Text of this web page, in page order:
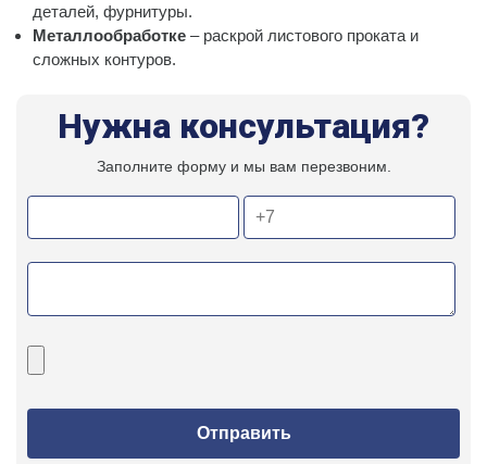
деталей, фурнитуры.
Металлообработке – раскрой листового проката и
сложных контуров.
Нужна консультация?
Заполните форму и мы вам перезвоним.